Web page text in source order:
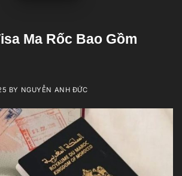
Ma Rốc Bao Gồm
BY NGUYỄN ANH ĐỨC